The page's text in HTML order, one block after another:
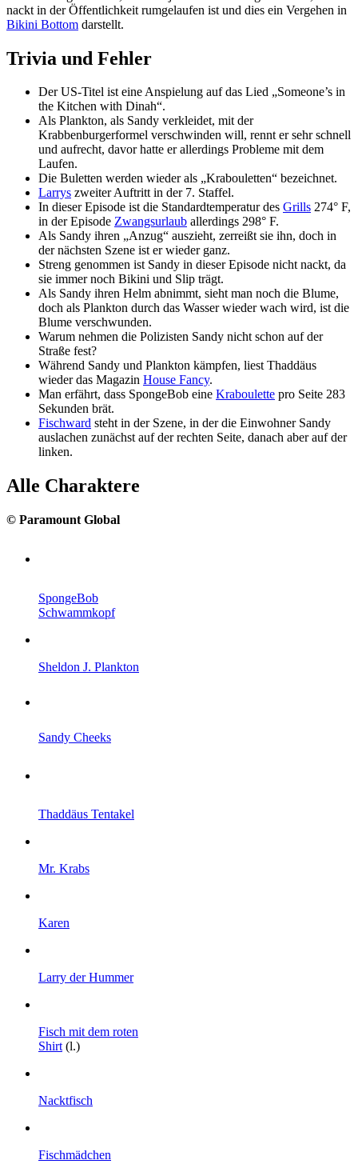
nackt in der Öffentlichkeit rumgelaufen ist und dies ein Vergehen in
Bikini Bottom darstellt.
Trivia und Fehler
Der US-Titel ist eine Anspielung auf das Lied „Someone’s in
the Kitchen with Dinah“.
Als Plankton, als Sandy verkleidet, mit der
Krabbenburgerformel verschwinden will, rennt er sehr schnell
und aufrecht, davor hatte er allerdings Probleme mit dem
Laufen.
Die Buletten werden wieder als „Krabouletten“ bezeichnet.
Larrys zweiter Auftritt in der 7. Staffel.
In dieser Episode ist die Standardtemperatur des Grills 274° F,
in der Episode Zwangsurlaub allerdings 298° F.
Als Sandy ihren „Anzug“ auszieht, zerreißt sie ihn, doch in
der nächsten Szene ist er wieder ganz.
Streng genommen ist Sandy in dieser Episode nicht nackt, da
sie immer noch Bikini und Slip trägt.
Als Sandy ihren Helm abnimmt, sieht man noch die Blume,
doch als Plankton durch das Wasser wieder wach wird, ist die
Blume verschwunden.
Warum nehmen die Polizisten Sandy nicht schon auf der
Straße fest?
Während Sandy und Plankton kämpfen, liest Thaddäus
wieder das Magazin House Fancy.
Man erfährt, dass SpongeBob eine Kraboulette pro Seite 283
Sekunden brät.
Fischward steht in der Szene, in der die Einwohner Sandy
auslachen zunächst auf der rechten Seite, danach aber auf der
linken.
Alle Charaktere
© Paramount Global
SpongeBob
Schwammkopf
Sheldon J. Plankton
Sandy Cheeks
Thaddäus Tentakel
Mr. Krabs
Karen
Larry der Hummer
Fisch mit dem roten
Shirt (l.)
Nacktfisch
Fischmädchen